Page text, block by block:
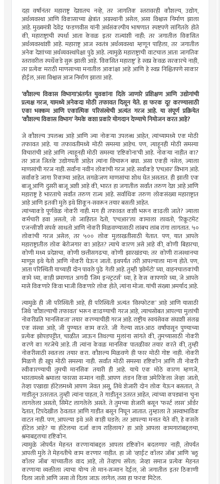
दहा वर्षांनंतर महाराष्ट्र देशातच नव्हे, तर जागतिक स्तरावरही कौशल्य, उद्योग,
अर्थव्यवस्था आणि विकासाच्या क्षेत्रांत अग्रस्थानी असेल, असा विश्वास निर्माण झाला
आहे. मुख्यमंत्री देवेंद्र फडणवीस यांनी अर्थसंकल्पीय भाषणात स्पष्टपणे सांगितले होते
की, महाराष्ट्राची स्पर्धा आता केवळ इतर राज्यांशी नाही; तर जगातील विकसित
अर्थव्यवस्थांशी आहे. महाराष्ट्र आज स्वतंत्र अर्थव्यवस्था म्हणून पाहिला, तर जगातील
अनेक देशांच्या अर्थव्यवस्थांपेक्षा पुढे आहे. त्यामुळे महाराष्ट्राची वाटचाल आता जागतिक
स्तरावरील स्पर्धेकडे सुरू झाली आहे. ‘विकसित महाराष्ट्र’ हे स्वप्न केवळ सरकारचे नाही,
तर प्रत्येक मराठी माणसाच्या मनातील आकांक्षा आहे आणि हे स्वप्न निश्चितपणे साकार
होईल, असा विश्वास आज निर्माण झाला आहे.
‘कौशल्य विकास विभागा’अंतर्गत युवकांना दिले जाणारे प्रशिक्षण आणि उद्योगांची
प्रत्यक्ष गरज, यामध्ये अनेकदा मोठी तफावत दिसून येते. हा फरक दूर करण्यासाठी
एका भक्कम आणि एकात्मिक परिसंस्थेची अत्यंत गरज आहे. या संपूर्ण प्रक्रियेत
‘कौशल्य विकास विभाग’ नेमके कशा प्रकारे योगदान देण्याचे नियोजन करत आहे?
जे कौशल्य उपलब्ध आहे आणि ज्या नोकर्‍या उपलब्ध आहेत, त्यांच्यामध्ये एक मोठी
तफावत आहे. या तफावतीमध्ये मोठी समस्या आहेच. पण, त्याहूनही मोठी समस्या
विचारांची आहे आणि त्याहूनही मोठी समस्या ‘दृष्टिकोना’ची आहे. नोकर्‍या नाहीत का?
तर आज जितके उद्योगपती आहेत त्यांना विचारून बघा. असा एकही नसेल, ज्याला
माणसांची गरज नाही. सर्वांना नवीन लोकांची गरज आहे. सर्वांकडे ‘एचआर’ विभाग आहे.
सर्वांकडे जागा रिकाम्या आहेत. सगळेजण माणसांचा शोध घेत असतात. ही झाली एक
बाजू आणि दुसरी बाजू अशी आहे की, भारत हा जगातील सर्वांत तरुण देश आहे आणि
महाराष्ट्र हे भारताचे सर्वांत तरुण राज्य आहे. सर्वाधिक तरुण लोकसंख्या महाराष्ट्रात
आहे आणि इतकी मुले इथे शिकून-सवरून तयार बसली आहेत.
त्यांच्याकडे पूर्णवेळ नोकरी नाही. मग ही तफावत कशी भरून काढली जाते? ज्याला
कर्मचारी हवा असतो, तो जाहिरात देतो, ‘एचआर’ला कामाला लावतो, ‘रिक्रूटमेंट
एजन्सी’शी संपर्क साधतो आणि नोकरी मिळवण्यासाठी लांबच लांब रांगा लागतात. ५०
लोकांची गरज असेल, तर ५०० लोक मुलाखतीसाठी येतात. पण, यात आपले
महाराष्ट्रातील लोक बेरोजगार का आहेत? त्याचे कारण असे आहे की, कोणी बिहारचा,
कोणी मध्य प्रदेशचा, कोणी छत्तीसगढचा, कोणी झारखंडचा; तर कोणी राजस्थानचा
माणूस इथे येतो आणि नोकरी घेऊन जातो. इथपर्यंत तरी आपल्याला मान्य होते. पण,
आता परिस्थिती याच्याही दोन पावले पुढे गेली आहे. तुम्ही ‘झोमॅटो’ घ्या, वाहनचालकांची
कामे घ्या, काही प्रमाणात अगदी ‘जिम इन्स्ट्रटर्स’ घ्या, हे केस कापणारे घ्या, जे आपले
मासे विकणारे किंवा भाजी विकणारे लोक होते, त्यांना मोजा. यांची संख्या अमर्याद आहे.
त्यामुळे ही जी परिस्थिती आहे, ही परिस्थिती अत्यंत ‘विस्फोटक’ आहे आणि यासाठी
जिथे ‘कौशल्याची तफावत’ भरून काढण्याची गरज आहे, त्याचसोबत आपल्या मुलांची
नोकरीप्रति ‘मानसिकता’ तयार करण्याचीही गरज आहे. राष्ट्रीय स्वयंसेवक संघाशी संलग्न
एक संस्था आहे, जी पुण्यात काम करते. जी गेल्या सात-आठ वर्षांपासून पुण्याच्या
प्रत्येक झोपडपट्टीत, चाळीत जाऊन तिथल्या मुलांना सांगते की, तुमच्यासाठी नोकरी
करणे का गरजेचे आहे. ती त्यांना केवळ मानसिक पातळीवर तयार करते की, तुम्ही
नोकरीसाठी स्वतःला तयार करा. कौशल्य मिळवणे ही फार मोठी गोष्ट नाही. नोकरी
मिळणे ही खूप मोठी समस्या नाही. सर्वांत मोठी समस्या दृष्टिकोन आणि ती नोकरी
स्वीकारण्याची तुमची मानसिक तयारी ही आहे. याचे एक मोठे कारण म्हणजे,
भारतामध्ये श्रमाला फारसा सन्मान नाही. आपण लंडन किंवा अमेरिकेला जेव्हा जातो,
तेव्हा एखाद्या हॉटेलमध्ये आपण जेवत असू, तिथे शेजारी दोन लोक येऊन बसतात, ते
गाडीतून उतरतात. तुम्ही त्यांना पाहता, ते गाडीतून उतरत आहेत, त्यांच्या कपड्यांना चुना
लागलेला असतो, सिमेंट लागलेले असते. ते तुमच्या शेजारी बसून ‘फर्स्ट लास’ ऑर्डर
देतात, टिपदेखील ठेवतात आणि गाडीत बसून निघून जातात. तुम्हाला ते अस्वाभाविक
वाटत नाही. पण, आपल्या इथे असे काही घडले; तर आपल्या मनात येते की, हे कसले
हॉटेल आहे? या हॉटेलचा दर्जा काय राहिलाय? हा आहे आपला कामगारांबद्दलचा,
श्रमाबद्दलचा दृष्टिकोन.
त्यामुळे जोपर्यंत मेहनत करणार्‍यांबद्दल आपला दृष्टिकोन बदलणार नाही, तोपर्यंत
आपली मुले ते मेहनतीचे काम करणार नाहीत. हा जो ‘व्हाईट कॉलर जॉब’ आणि ‘ब्लू
कॉलर जॉब’ यांच्यातील वाद आहे, तो तेव्हाच संपेल; जेव्हा समाज प्रत्येक मेहनत
करणार्‍या व्यक्तीला त्याचा योग्य तो मान-सन्मान देईल, जो जगातील इतर ठिकाणी
दिला जातो आणि जसा तो दिला जाऊ लागेल, तसा हा फरक मिटेल.